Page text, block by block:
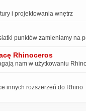
i projektowania wnętrz
punktów zamieniamy na
Rhinoceros
nam w użytkowaniu
innych rozszerzeń do Rhino